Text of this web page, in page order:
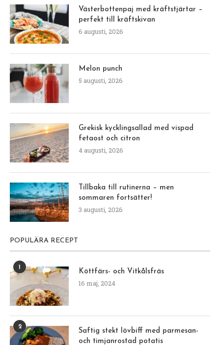
Västerbottenpaj med kräftstjärtar –
perfekt till kräftskivan
6 augusti, 2026
Melon punch
5 augusti, 2026
Grekisk kycklingsallad med vispad
fetaost och citron
4 augusti, 2026
Tillbaka till rutinerna – men
sommaren fortsätter!
3 augusti, 2026
POPULÄRA RECEPT
1
Köttfärs- och Vitkålsfräs
16 maj, 2024
2
Saftig stekt lövbiff med parmesan-
och timjanrostad potatis